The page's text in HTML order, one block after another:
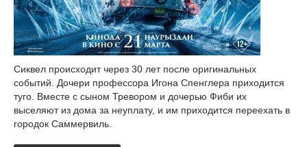
Сиквел происходит через 30 лет после оригинальных
событий. Дочери профессора Игона Спенглера приходится
туго. Вместе с сыном Тревором и дочерью Фиби их
выселяют из дома за неуплату, и им приходится переехать в
городок Саммервиль.